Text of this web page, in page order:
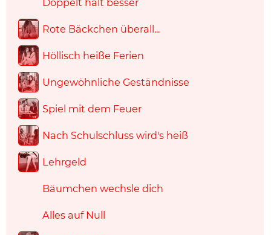
Doppelt hält besser
Rote Bäckchen überall...
Höllisch heiße Ferien
Ungewöhnliche Geständnisse
Spiel mit dem Feuer
Nach Schulschluss wird's heiß
Lehrgeld
Bäumchen wechsle dich
Alles auf Null